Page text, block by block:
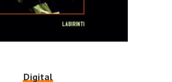
Digital